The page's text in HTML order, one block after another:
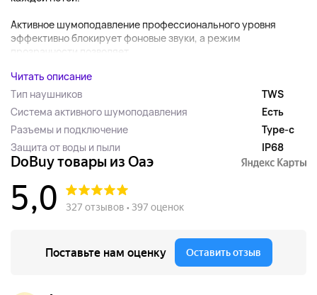
Активное шумоподавление профессионального уровня
эффективно блокирует фоновые звуки, а режим
прозрачности позволяет...
Читать описание
Тип наушников
TWS
Система активного шумоподавления
Есть
Разъемы и подключение
Type-c
Защита от воды и пыли
IP68